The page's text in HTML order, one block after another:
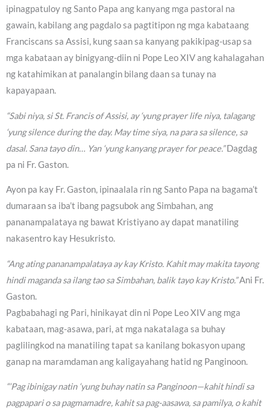
ipinagpatuloy ng Santo Papa ang kanyang mga pastoral na
gawain, kabilang ang pagdalo sa pagtitipon ng mga kabataang
Franciscans sa Assisi, kung saan sa kanyang pakikipag-usap sa
mga kabataan ay binigyang-diin ni Pope Leo XIV ang kahalagahan
ng katahimikan at panalangin bilang daan sa tunay na
kapayapaan.
“Sabi niya, si St. Francis of Assisi, ay ‘yung prayer life niya, talagang
‘yung silence during the day. May time siya, na para sa silence, sa
dasal. Sana tayo din… Yan ‘yung kanyang prayer for peace.”Dagdag
pa ni Fr. Gaston.
Ayon pa kay Fr. Gaston, ipinaalala rin ng Santo Papa na bagama’t
dumaraan sa iba’t ibang pagsubok ang Simbahan, ang
pananampalataya ng bawat Kristiyano ay dapat manatiling
nakasentro kay Hesukristo.
“Ang ating pananampalataya ay kay Kristo. Kahit may makita tayong
hindi maganda sa ilang tao sa Simbahan, balik tayo kay Kristo.”Ani Fr.
Gaston.
Pagbabahagi ng Pari, hinikayat din ni Pope Leo XIV ang mga
kabataan, mag-asawa, pari, at mga nakatalaga sa buhay
paglilingkod na manatiling tapat sa kanilang bokasyon upang
ganap na maramdaman ang kaligayahang hatid ng Panginoon.
“‘Pag ibinigay natin ‘yung buhay natin sa Panginoon—kahit hindi sa
pagpapari o sa pagmamadre, kahit sa pag-aasawa, sa pamilya, o kahit